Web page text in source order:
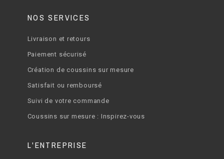
NOS SERVICES
Livraison et retours
Paiement sécurisé
Création de coussins sur mesure
Satisfait ou remboursé
Suivi de votre commande
Coussins sur mesure : Inspirez-vous
L'ENTREPRISE